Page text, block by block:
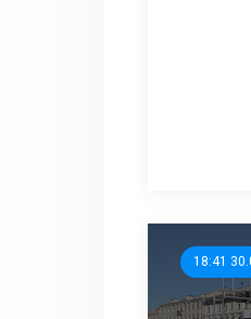
18:41